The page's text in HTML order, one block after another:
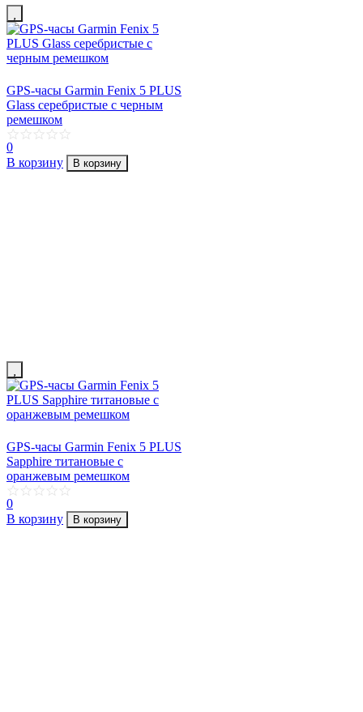
GPS-часы Garmin Fenix 5 PLUS
Glass серебристые с черным
ремешком
0
В корзину
В корзину
GPS-часы Garmin Fenix 5 PLUS
Sapphire титановые с
оранжевым ремешком
0
В корзину
В корзину